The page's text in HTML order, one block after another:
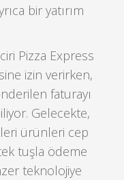
bir yatırım
Pizza Express
izin verirken,
faturayı
Gelecekte,
ürünleri cep
tuşla ödeme
teknolojiye